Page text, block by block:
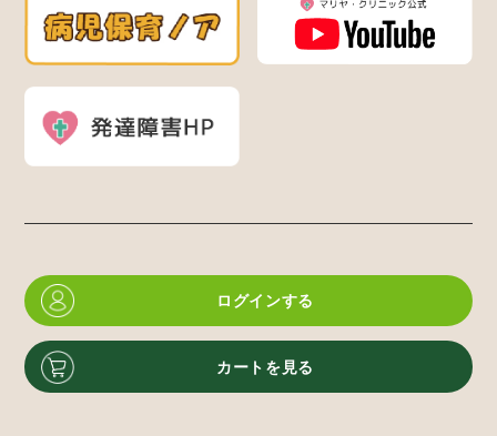
ログインする
カートを見る